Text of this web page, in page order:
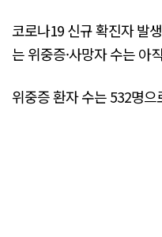
코로나19 신규 확진자 발
는 위중증·사망자 수는 아
위중증 환자 수는 532명